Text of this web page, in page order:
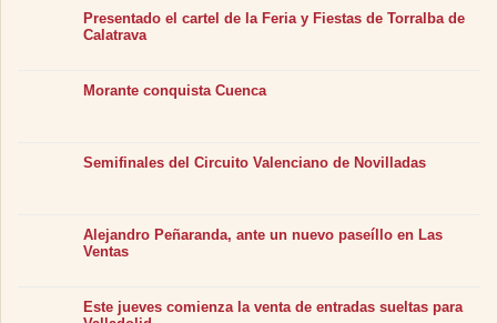
Presentado el cartel de la Feria y Fiestas de Torralba de
Calatrava
Morante conquista Cuenca
Semifinales del Circuito Valenciano de Novilladas
Alejandro Peñaranda, ante un nuevo paseíllo en Las
Ventas
Este jueves comienza la venta de entradas sueltas para